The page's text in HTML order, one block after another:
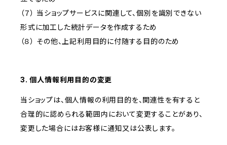
（７） 当ショップサービスに関連して、個別を識別できない
形式に加工した統計データを作成するため
（８） その他、上記利用目的に付随する目的のため
3. 個人情報利用目的の変更
当ショップは、個人情報の利用目的を、関連性を有すると
合理的に認められる範囲内において変更することがあり、
変更した場合にはお客様に通知又は公表します。